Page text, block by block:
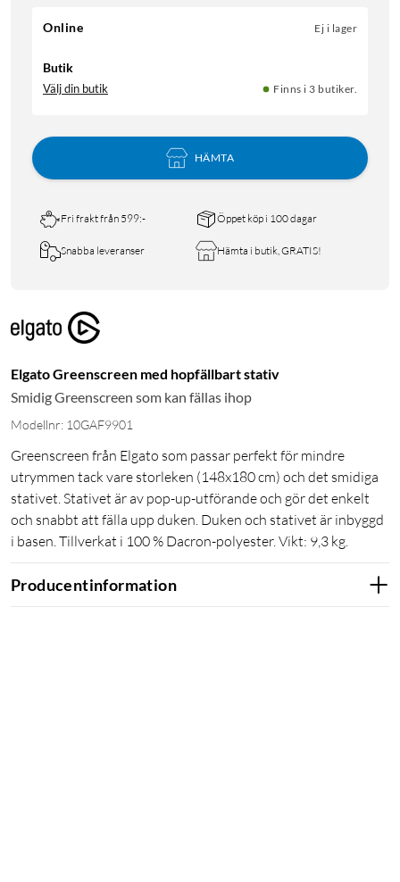
Online Ej i lager
Butik
Välj din butik Finns i 3 butiker.
HÄMTA
Fri frakt från 599:- Öppet köp i 100 dagar
Snabba leveranser Hämta i butik, GRATIS!
Elgato Greenscreen med hopfällbart stativ
Smidig Greenscreen som kan fällas ihop
Modellnr: 10GAF9901
Greenscreen från Elgato som passar perfekt för mindre
utrymmen tack vare storleken (148x180 cm) och det smidiga
stativet. Stativet är av pop-up-utförande och gör det enkelt
och snabbt att fälla upp duken. Duken och stativet är inbyggd
i basen. Tillverkat i 100 % Dacron-polyester. Vikt: 9,3 kg.
Producentinformation